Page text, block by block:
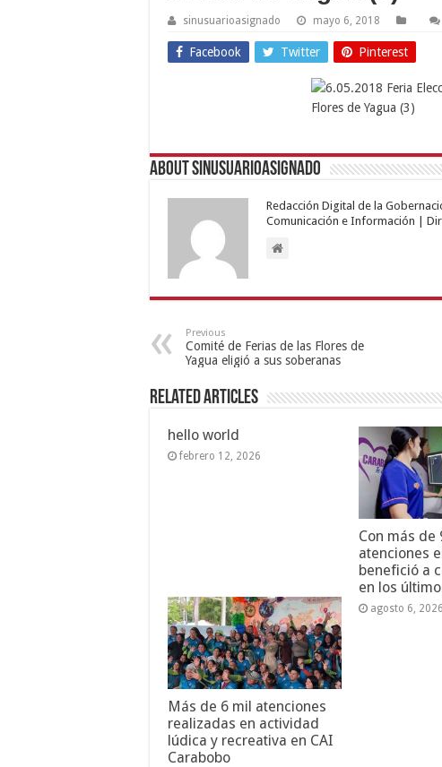
sinusuarioasignado mayo 6, 2018
Facebook Twitter Pinterest
About sinusuarioasignado
Redacción Digital de la
Comunicación e Información |
Previous
Comité de Ferias de las Flores de
Yagua eligió a sus soberanas
Related Articles
hello world
febrero 12, 2026
Con más de
atenciones
benefició a
en los
agosto 6, 2026
Más de 6 mil atenciones
realizadas en actividad
lúdica y recreativa en CAI
Carabobo